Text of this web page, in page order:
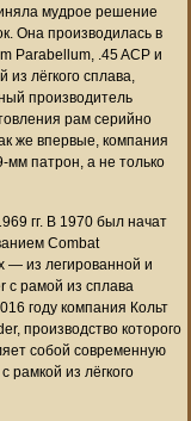
мудрое решение
Она производилась в
Parabellum, .45 ACP и
лёгкого сплава,
производитель
рам серийно
же впервые, компания
мм патрон, а не только
гг. В 1970 был начат
Combat
— из легированной и
с рамой из сплава
году компания Кольт
производство которого
собой современную
рамкой из лёгкого